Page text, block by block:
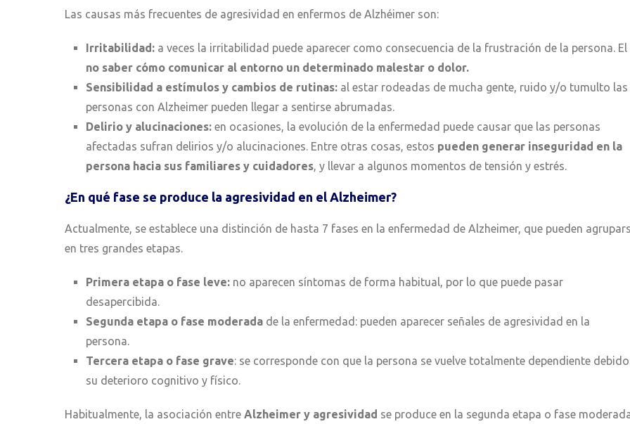
Las causas más frecuentes de agresividad en enfermos de Alzhéimer son:
Irritabilidad: a veces la irritabilidad puede aparecer como consecuencia de la frustración de la persona. El
no saber cómo comunicar al entorno un determinado malestar o dolor.
Sensibilidad a estímulos y cambios de rutinas: al estar rodeadas de mucha gente, ruido y/o tumulto las
personas con Alzheimer pueden llegar a sentirse abrumadas.
Delirio y alucinaciones: en ocasiones, la evolución de la enfermedad puede causar que las personas
afectadas sufran delirios y/o alucinaciones. Entre otras cosas, estos pueden generar inseguridad en la
persona hacia sus familiares y cuidadores, y llevar a algunos momentos de tensión y estrés.
¿En qué fase se produce la agresividad en el Alzheimer?
Actualmente, se establece una distinción de hasta 7 fases en la enfermedad de Alzheimer, que pueden
en tres grandes etapas.
Primera etapa o fase leve: no aparecen síntomas de forma habitual, por lo que puede pasar
desapercibida.
Segunda etapa o fase moderada de la enfermedad: pueden aparecer señales de agresividad en la
persona.
Tercera etapa o fase grave: se corresponde con que la persona se vuelve totalmente dependiente
su deterioro cognitivo y físico.
Habitualmente, la asociación entre Alzheimer y agresividad se produce en la segunda etapa o fase